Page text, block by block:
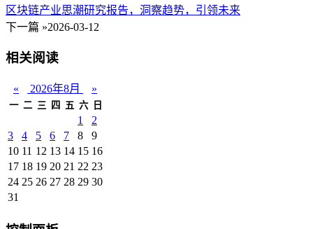
区块链产业思潮研究报告，洞察趋势，引领未来
下一篇 »2026-03-12
相关阅读
« 2026年8月 »
一 二 三 四 五 六 日
1
2
3
4 5 6 7 8
9
10 11 12 13 14 15 16
17 18 19 20 21 22 23
24 25 26 27 28 29 30
31